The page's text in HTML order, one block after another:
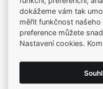
Garance
Certifikáty původu
Zastavte se do
dokážeme vám tak
měřit funkčnost
preference můžete
Nastavení cookies.